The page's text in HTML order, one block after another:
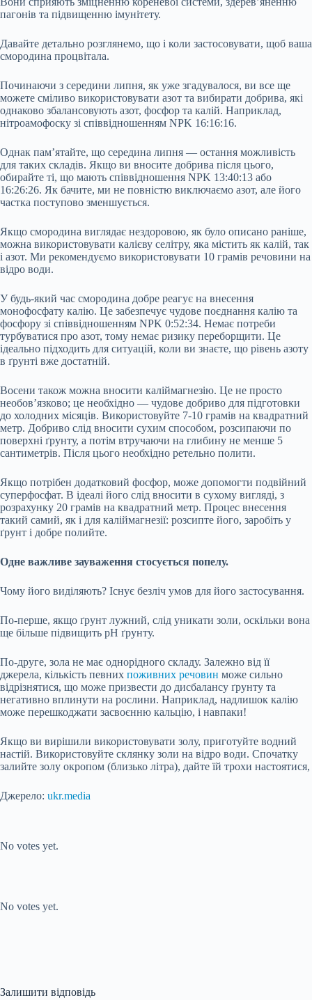
пагонів та підвищенню імунітету.
Давайте детально розглянемо, що і коли застосовувати, щоб ваша
смородина процвітала.
Починаючи з середини липня, як уже згадувалося, ви все ще
можете сміливо використовувати азот та вибирати добрива, які
однаково збалансовують азот, фосфор та калій. Наприклад,
нітроамофоску зі співвідношенням NPK 16:16:16.
Однак пам’ятайте, що середина липня — остання можливість
для таких складів. Якщо ви вносите добрива після цього,
обирайте ті, що мають співвідношення NPK 13:40:13 або
16:26:26. Як бачите, ми не повністю виключаємо азот, але його
частка поступово зменшується.
Якщо смородина виглядає нездоровою, як було описано раніше,
можна використовувати калієву селітру, яка містить як калій, так
і азот. Ми рекомендуємо використовувати 10 грамів речовини на
відро води.
У будь-який час смородина добре реагує на внесення
монофосфату калію. Це забезпечує чудове поєднання калію та
фосфору зі співвідношенням NPK 0:52:34. Немає потреби
турбуватися про азот, тому немає ризику переборщити. Це
ідеально підходить для ситуацій, коли ви знаєте, що рівень азоту
в ґрунті вже достатній.
Восени також можна вносити каліймагнезію. Це не просто
необов’язково; це необхідно — чудове добриво для підготовки
до холодних місяців. Використовуйте 7-10 грамів на квадратний
метр. Добриво слід вносити сухим способом, розсипаючи по
поверхні ґрунту, а потім втручаючи на глибину не менше 5
сантиметрів. Після цього необхідно ретельно полити.
Якщо потрібен додатковий фосфор, може допомогти подвійний
суперфосфат. В ідеалі його слід вносити в сухому вигляді, з
розрахунку 20 грамів на квадратний метр. Процес внесення
такий самий, як і для каліймагнезії: розсипте його, заробіть у
ґрунт і добре полийте.
Одне важливе зауваження стосується попелу.
Чому його виділяють? Існує безліч умов для його застосування.
По-перше, якщо ґрунт лужний, слід уникати золи, оскільки вона
ще більше підвищить pH ґрунту.
По-друге, зола не має однорідного складу. Залежно від її
джерела, кількість певних поживних речовин може сильно
відрізнятися, що може призвести до дисбалансу ґрунту та
негативно вплинути на рослини. Наприклад, надлишок калію
може перешкоджати засвоєнню кальцію, і навпаки!
Якщо ви вирішили використовувати золу, приготуйте водний
настій. Використовуйте склянку золи на відро води. Спочатку
залийте золу окропом (близько літра), дайте їй трохи настоятися,
Джерело: ukr.media
No votes yet.
No votes yet.
Залишити відповідь